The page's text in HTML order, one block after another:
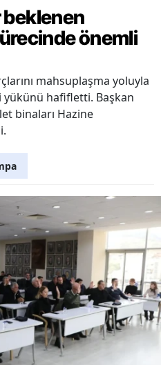
beklenen
önemli
mahsuplaşma yoluyla
hafifletti. Başkan
binaları Hazine